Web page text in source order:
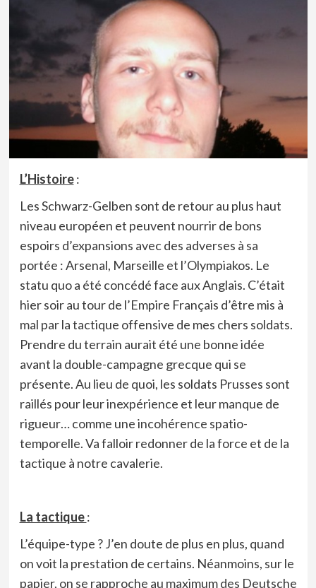
L’Histoire:
Les Schwarz-Gelben sont de retour au plus haut
niveau européen et peuvent nourrir de bons
espoirs d’expansions avec des adverses à sa
portée : Arsenal, Marseille et l’Olympiakos. Le
statu quo a été concédé face aux Anglais. C’était
hier soir au tour de l’Empire Français d’être mis à
mal par la tactique offensive de mes chers soldats.
Prendre du terrain aurait été une bonne idée
avant la double-campagne grecque qui se
présente. Au lieu de quoi, les soldats Prusses sont
raillés pour leur inexpérience et leur manque de
rigueur… comme une incohérence spatio-
temporelle. Va falloir redonner de la force et de la
tactique à notre cavalerie.
La tactique:
L’équipe-type ? J’en doute de plus en plus, quand
on voit la prestation de certains. Néanmoins, sur le
papier, on se rapproche au maximum des Deutsche